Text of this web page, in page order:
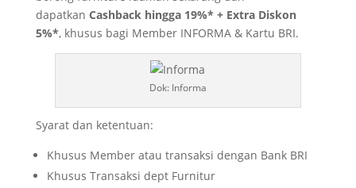
dapatkan Cashback hingga 19%* + Extra Diskon
5%*, khusus bagi Member INFORMA & Kartu BRI.
Dok: Informa
Syarat dan ketentuan:
Khusus Member atau transaksi dengan Bank BRI
Khusus Transaksi dept Furnitur